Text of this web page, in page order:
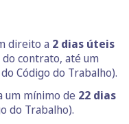
direito a 2 dias úteis
contrato, até um
Código do Trabalho).
um mínimo de 22 dias
do Trabalho).